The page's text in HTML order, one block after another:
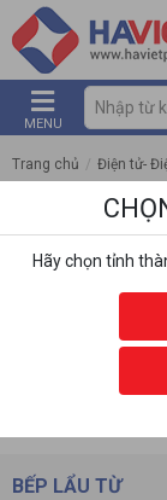
MENU
Trang chủ / Điện tử-
BẾP LẨU TỪ
Hãy chọn tỉnh